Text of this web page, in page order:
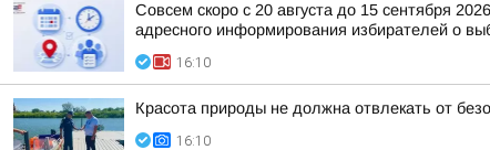
Совсем скоро с 20 августа до 15 сентября
адресного информирования избирателей о
16:10
Красота природы не должна отвлекать от
16:10